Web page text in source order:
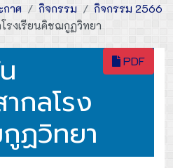
กาศ กิจกรรม
กิจกรรม 2566
รงเรียนคิชฌกูฏวิทยา
PDF
กลโรง
ฏวิทยา